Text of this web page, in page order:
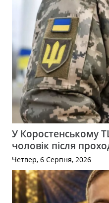
У Коростенському
чоловік після
Четвер, 6 Серпня, 2026